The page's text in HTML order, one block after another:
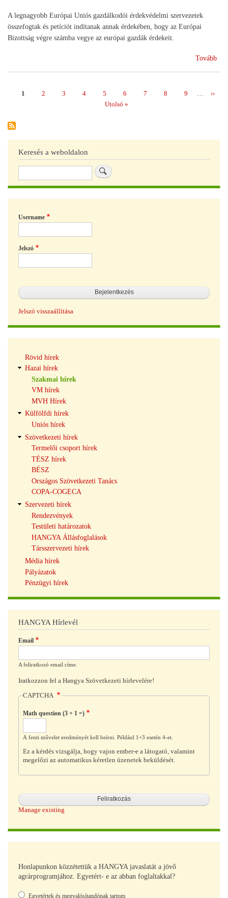
A legnagyobb Európai Uniós gazdálkodói érdekvédelmi szervezetek
összefogtak és petíciót indítanak annak érdekében, hogy az Európai
Bizottság végre számba vegye az európai gazdák érdekeit.
Tovább
Page
1 Page
2 Page
3 Page
4 Page
5 Page
6 Page
7 Page
8 Page
9 …
››
Utolsó
Utolsó »
Keresés a weboldalon
Username
Jelszó
Jelszó visszaállítása
navigáció
Rövid hírek
Hazai hírek
Szakmai hírek
VM hírek
MVH Hírek
Külfölfdi hírek
Uniós hírek
Szövetkezeti hírek
Termelői csoport hírek
TÉSZ hírek
BÉSZ
Országos Szövetkezeti Tanács
COPA-COGECA
Szervezeti hírek
Rendezvények
Testületi határozatok
HANGYA Állásfoglalások
Társszervezeti hírek
Média hírek
Pályázatok
Pénzügyi hírek
HANGYA Hírlevél
Email
A feliratkozó email címe.
Iratkozzon fel a Hangya Szövetkezeti hírlevelére!
CAPTCHA
Math question (3 + 1 =)
A fenti művelet eredményét kell beírni. Például 1+3 esetén 4-et.
Ez a kérdés vizsgálja, hogy vajon ember-e a látogató, valamint
megelőzi az automatikus kéretlen üzenetek beküldését.
Manage existing
Honlapunkon közzétettük a HANGYA javaslatát a jövő
agrárprogramjához. Egyetért- e az abban foglaltakkal?
Választások
Egyetértek és megvalósítandónak tartom